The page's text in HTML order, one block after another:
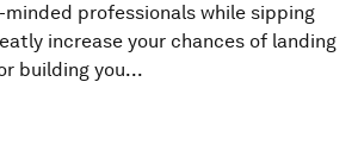
minded professionals while sipping
increase your chances of landing
building you...